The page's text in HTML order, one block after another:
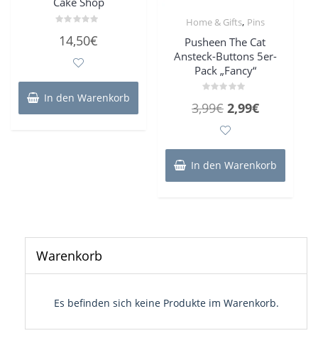
mit
14,50€
In den Warenkorb
Home & Gifts, Pins
Pusheen The Cat
Ansteck-Buttons 5er-
Pack „Fancy“
mit
3,99€ Ursprünglicher
Preis
war:
3,99€
2,99€Aktueller
ist:
2,99€.
In den Warenkorb
Warenkorb
Es befinden sich keine Produkte im Warenkorb.